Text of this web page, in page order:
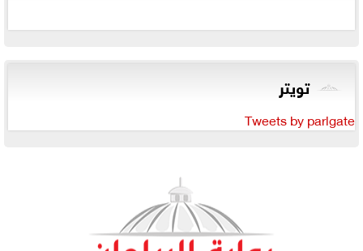
تويتر
Tweets by parlgate